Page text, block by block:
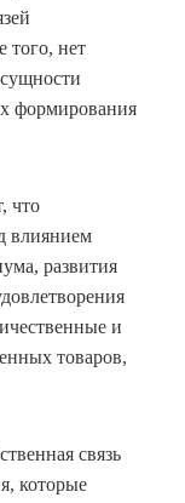
того, нет
формирования
что
влиянием
развития
и
товаров,
связь
которые